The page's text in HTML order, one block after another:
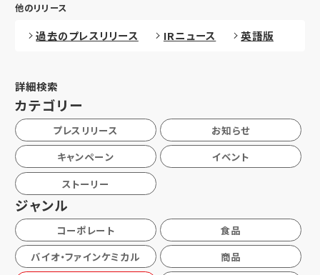
他のリリース
過去のプレスリリース IRニュース 英語版
詳細検索
カテゴリー
プレスリリース
お知らせ
キャンペーン
イベント
ストーリー
ジャンル
コーポレート
食品
バイオ・ファインケミカル
商品